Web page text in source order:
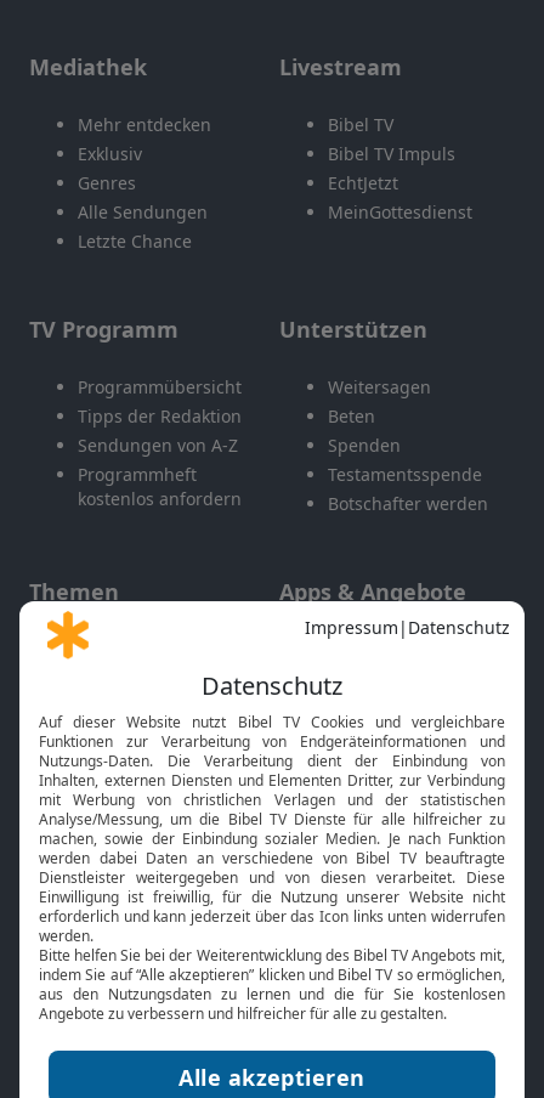
Mediathek
Mehr entdecken
Exklusiv
Genres
Alle Sendungen
Letzte Chance
Livestream
Bibel TV
Bibel TV Impuls
EchtJetzt
MeinGottesdienst
TV Programm
Programmübersicht
Tipps der Redaktion
Sendungen von A-Z
Programmheft
kostenlos anfordern
Unterstützen
Weitersagen
Beten
Spenden
Testamentsspende
Botschafter werden
Themen
Gott und Bibel erklärt
Neuigkeiten
Apps & Angebote
Mobile App
Smart TV
HbbTV
Bibelthek Online-Bibel
Nächster Gottesdienst
Bibel TV
Über uns
Jobs
Mediadaten
Service
Kontakt
TV-Empfang